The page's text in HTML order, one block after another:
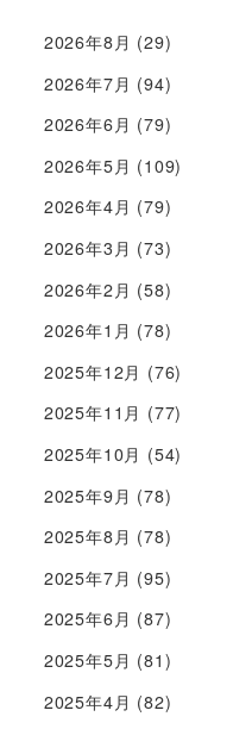
2026年8月 (29)
2026年7月 (94)
2026年6月 (79)
2026年5月 (109)
2026年4月 (79)
2026年3月 (73)
2026年2月 (58)
2026年1月 (78)
2025年12月 (76)
2025年11月 (77)
2025年10月 (54)
2025年9月 (78)
2025年8月 (78)
2025年7月 (95)
2025年6月 (87)
2025年5月 (81)
2025年4月 (82)